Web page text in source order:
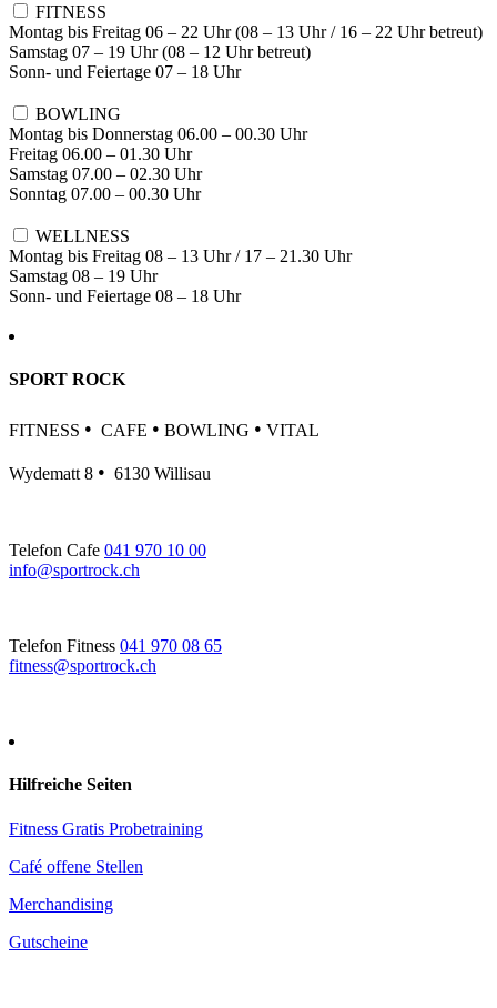
FITNESS
Montag bis Freitag 06 – 22 Uhr (08 – 13 Uhr / 16 – 22 Uhr betreut)
Samstag 07 – 19 Uhr (08 – 12 Uhr betreut)
Sonn- und Feiertage 07 – 18 Uhr
BOWLING
Montag bis Donnerstag 06.00 – 00.30 Uhr
Freitag 06.00 – 01.30 Uhr
Samstag 07.00 – 02.30 Uhr
Sonntag 07.00 – 00.30 Uhr
WELLNESS
Montag bis Freitag 08 – 13 Uhr / 17 – 21.30 Uhr
Samstag 08 – 19 Uhr
Sonn- und Feiertage 08 – 18 Uhr
SPORT ROCK
FITNESS • CAFE • BOWLING • VITAL
Wydematt 8 • 6130 Willisau
Telefon Cafe 041 970 10 00
info@sportrock.ch
Telefon Fitness 041 970 08 65
fitness@sportrock.ch
Hilfreiche Seiten
Fitness Gratis Probetraining
Café offene Stellen
Merchandising
Gutscheine